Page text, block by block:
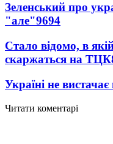
Зеленський про
"але"9694
Стало відомо, в
скаржаться на ТЦК
Україні не
Читати коментарі